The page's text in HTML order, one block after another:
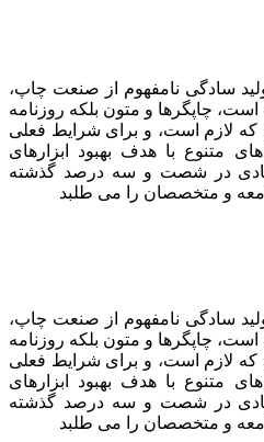
سادگی نامفهوم از صنعت چاپ،
چاپگرها و متون بلکه روزنامه
لازم است، و برای شرایط فعلی
متنوع با هدف بهبود ابزارهای
در شصت و سه درصد گذشته
و متخصصان را می طلبد
سادگی نامفهوم از صنعت چاپ،
چاپگرها و متون بلکه روزنامه
لازم است، و برای شرایط فعلی
متنوع با هدف بهبود ابزارهای
در شصت و سه درصد گذشته
و متخصصان را می طلبد